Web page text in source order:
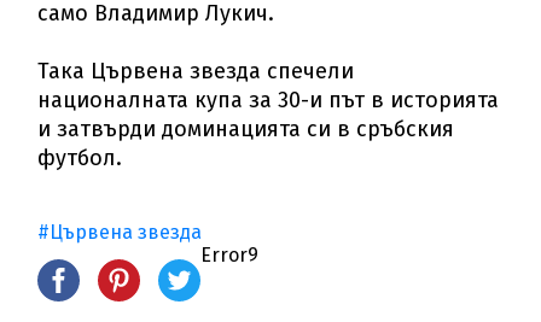
само Владимир Лукич.
Така Цървена звезда спечели
националната купа за 30-и път в историята
и затвърди доминацията си в сръбския
футбол.
#Цървена звезда
Error9